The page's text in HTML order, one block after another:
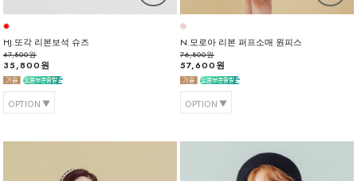
HJ.또각 리본보석 슈즈
47,800원
35,800원
OPTION
N.모로아 리본 퍼프소매 원피스
76,800원
57,600원
OPTION